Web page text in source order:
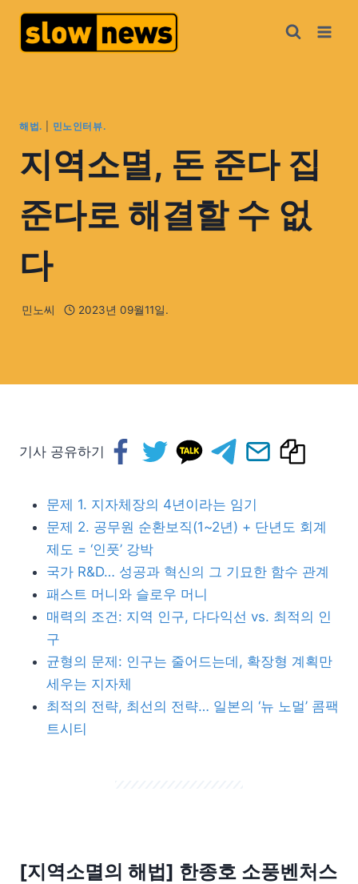
해법. 민노인터뷰.
지역소멸, 돈 준다 집
준다로 해결할 수 없
다
민노씨 2023년 09월11일.
기사 공유하기
문제 1. 지자체장의 4년이라는 임기
문제 2. 공무원 순환보직(1~2년) + 단년도 회계
제도 = ‘인풋’ 강박
국가 R&D… 성공과 혁신의 그 기묘한 함수 관계
패스트 머니와 슬로우 머니
매력의 조건: 지역 인구, 다다익선 vs. 최적의 인
구
균형의 문제: 인구는 줄어드는데, 확장형 계획만
세우는 지자체
최적의 전략, 최선의 전략… 일본의 ‘뉴 노멀’ 콤팩
트시티
[지역소멸의 해법] 한종호 소풍벤처스